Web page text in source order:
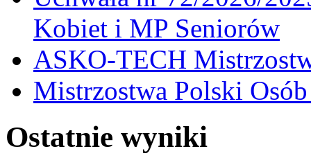
Kobiet i MP Seniorów
ASKO-TECH
Mistrzostwa Polski
Ostatnie wyniki